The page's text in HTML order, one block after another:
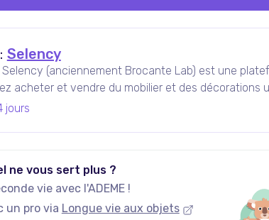
Selency
Selency (anciennement Brocante Lab) est une
acheter et vendre du mobilier et des décorations
notamment vintage et design.
jours
ne vous sert plus ?
vie avec l'ADEME !
un pro via Longue vie aux objets